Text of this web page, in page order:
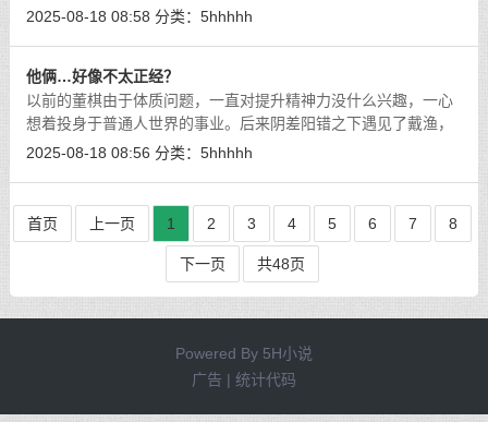
头瞟着马路对面的红绿灯，不急不躁地等待着。
2025-08-18 08:58 分类： 5hhhhh
他俩…好像不太正经？
以前的董棋由于体质问题，一直对提升精神力没什么兴趣，一心
想着投身于普通人世界的事业。后来阴差阳错之下遇见了戴渔，
并且承蒙了戴渔的指点之后，她才重新对精神力者的世界有了兴
2025-08-18 08:56 分类： 5hhhhh
首页 上一页 1 2 3 4 5 6 7 8
下一页 共48页
Powered By 5H小说
广告 | 统计代码